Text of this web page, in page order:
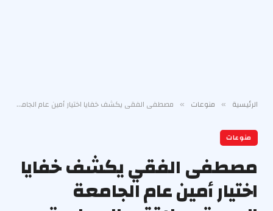
الرئيسية » منوعات » مصطفى الفقي يكشف خفايا اختيار أمين عام الجامعة العربية وعلاقته بالسياسة والإيرادات | فيديو
منوعات
مصطفى الفقي يكشف خفايا
اختيار أمين عام الجامعة